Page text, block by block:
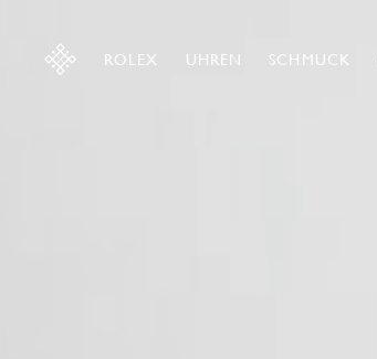
ROLEX UHREN SCHMUCK